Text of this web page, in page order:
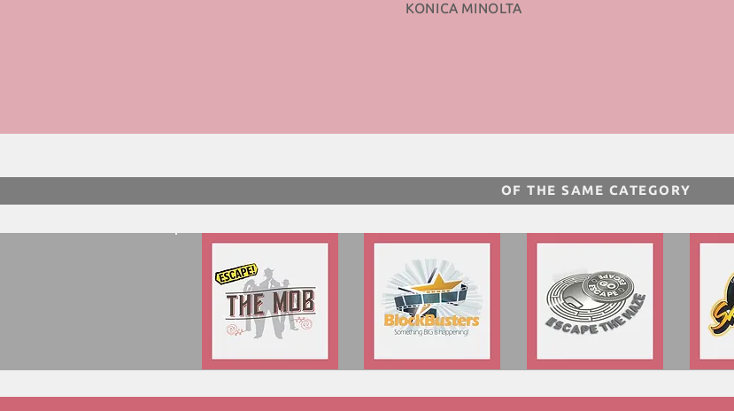
KONICA MINOLTA
OF THE SAME CATEGORY